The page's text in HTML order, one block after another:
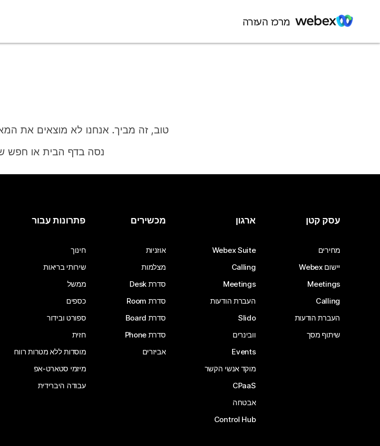
מרכז העזרה
טוב, זה מביך. אנחנו לא מוצאים את
נסה בדף הבית או חפש
צריך תשובה? עסק קטן
מחירים
יישום Webex
Meetings
Calling
העברת הודעות
שיתוף מסך
ארגון
Webex Suite
Calling
Meetings
העברת הודעות
Slido
וובינרים
Events
מוקד אנשי הקשר
CPaaS
אבטחה
Control Hub
מכשירים
אוזניות
מצלמות
סדרת Desk
סדרת Room
סדרת Board
סדרת Phone
אביזרים
פתרונות עבור
חינוך
שירותי בריאות
ממשל
כספים
ספורט ובידור
חזית
מוסדות ללא מטרות רווח
מיזמי סטארט-אפ
עבודה היברידית